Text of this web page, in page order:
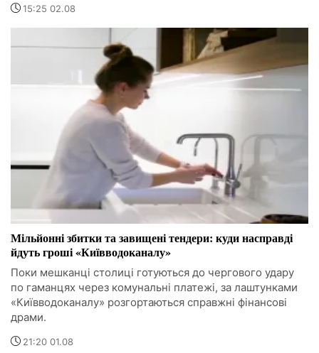
15:25 02.08
Мільйонні збитки та завищені тендери: куди насправді
йдуть гроші «Київводоканалу»
Поки мешканці столиці готуються до чергового удару
по гаманцях через комунальні платежі, за лаштунками
«Київводоканалу» розгортаються справжні фінансові
драми.
21:20 01.08